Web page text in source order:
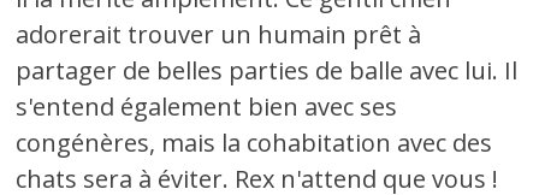
adorerait trouver un humain prêt à
partager de belles parties de balle avec lui. Il
s'entend également bien avec ses
congénères, mais la cohabitation avec des
chats sera à éviter. Rex n'attend que vous !